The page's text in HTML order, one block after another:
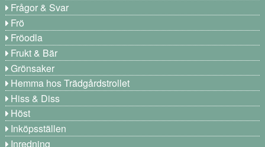
Frågor & Svar
Frö
Fröodla
Frukt & Bär
Grönsaker
Hemma hos Trädgårdstrollet
Hiss & Diss
Höst
Inköpsställen
Inredning